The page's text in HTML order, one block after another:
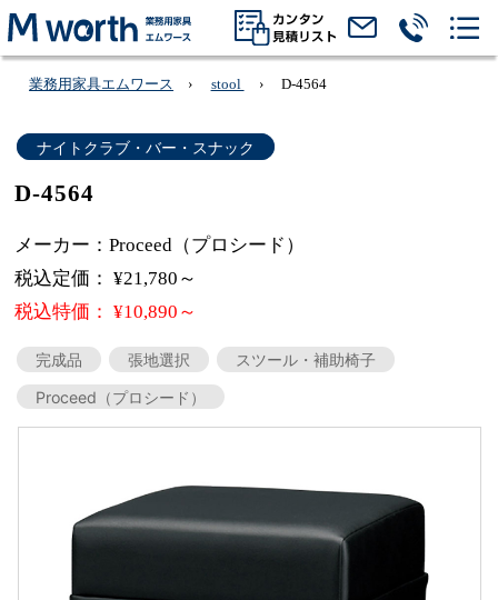
業務用家具エムワース stool D-4564
ナイトクラブ・バー・スナック
D-4564
メーカー：Proceed（プロシード）
税込定価： ¥21,780～
税込特価： ¥10,890～
完成品 張地選択
スツール・補助椅子
Proceed（プロシード）